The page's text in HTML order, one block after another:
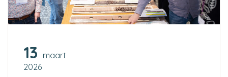
13 maart
2026